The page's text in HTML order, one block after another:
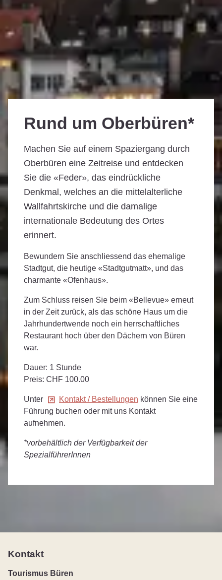
Rund um Oberbüren*
Machen Sie auf einem Spaziergang durch
Oberbüren eine Zeitreise und entdecken
Sie die «Feder», das eindrückliche
Denkmal, welches an die mittelalterliche
Wallfahrtskirche und die damalige
internationale Bedeutung des Ortes
erinnert.
Bewundern Sie anschliessend das ehemalige
Stadtgut, die heutige «Stadtgutmatt», und das
charmante «Ofenhaus».
Zum Schluss reisen Sie beim «Bellevue» erneut
in der Zeit zurück, als das schöne Haus um die
Jahrhundertwende noch ein herrschaftliches
Restaurant hoch über den Dächern von Büren
war.
Dauer: 1 Stunde
Preis: CHF 100.00
Unter Kontakt / Bestellungen können Sie eine
Führung buchen oder mit uns Kontakt
aufnehmen.
*vorbehältlich der Verfügbarkeit der
SpezialführerInnen
Kontakt
Tourismus Büren